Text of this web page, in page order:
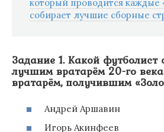
который проводится каждые
собирает лучшие сборные
Задание 1. Какой футболист
лучшим вратарём 20-го
вратарём, получившим
Андрей Аршавин
Игорь Акинфеев